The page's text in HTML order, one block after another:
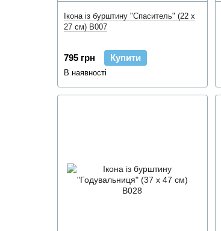
Ікона із бурштину "Спаситель" (22 x
27 см) B007
795 грн Купити
В наявності